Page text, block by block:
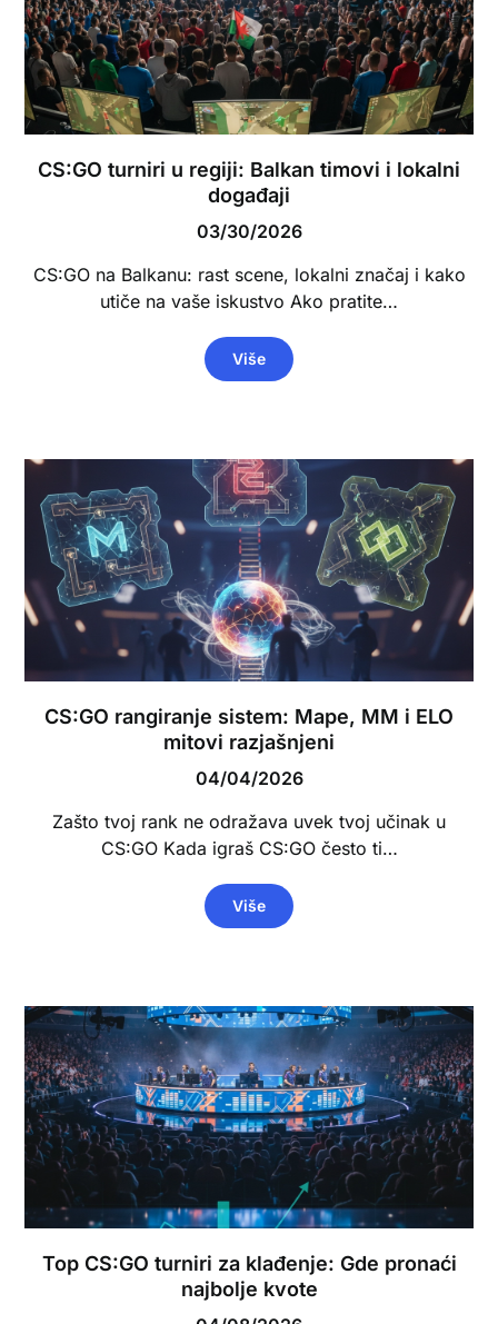
CS:GO turniri u regiji: Balkan timovi i lokalni
događaji
03/30/2026
CS:GO na Balkanu: rast scene, lokalni značaj i kako
utiče na vaše iskustvo Ako pratite…
Više
CS:GO rangiranje sistem: Mape, MM i ELO
mitovi razjašnjeni
04/04/2026
Zašto tvoj rank ne odražava uvek tvoj učinak u
CS:GO Kada igraš CS:GO često ti…
Više
Top CS:GO turniri za klađenje: Gde pronaći
najbolje kvote